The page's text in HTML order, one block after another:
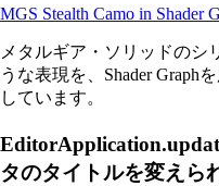
MGS Stealth Camo in Shader
メタルギア・ソリッドのシ
うな表現を、Shader Graph
しています。
タのタイトルを変えら